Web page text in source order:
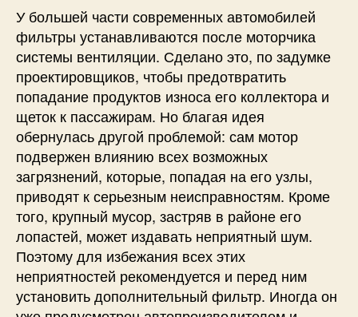
У большей части современных автомобилей
фильтры устанавливаются после моторчика
системы вентиляции. Сделано это, по задумке
проектировщиков, чтобы предотвратить
попадание продуктов износа его коллектора и
щеток к пассажирам. Но благая идея
обернулась другой проблемой: сам мотор
подвержен влиянию всех возможных
загрязнений, которые, попадая на его узлы,
приводят к серьезным неисправностям. Кроме
того, крупный мусор, застряв в районе его
лопастей, может издавать неприятный шум.
Поэтому для избежания всех этих
неприятностей рекомендуется и перед ним
установить дополнительный фильтр. Иногда он